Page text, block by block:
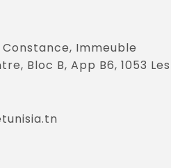
Constance, Immeuble
Bloc B, App B6, 1053 Les